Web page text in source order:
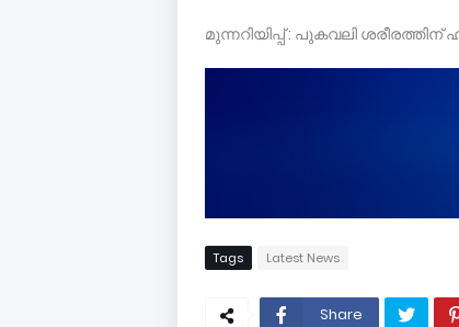
മുന്നറിയിപ്പ് : പുകവലി ശരീരത്തിന്
Tags Latest News
Share